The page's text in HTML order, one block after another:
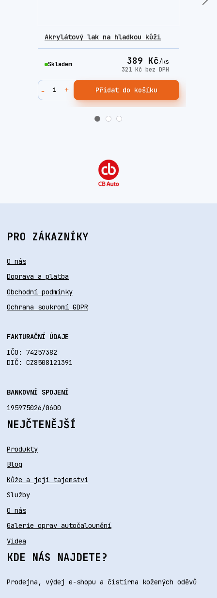
Akrylátový lak na hladkou kůži
389 Kč/ks
321 Kč bez DPH
Skladem
Přidat do košíku
PRO ZÁKAZNÍKY
O nás
Doprava a platba
Obchodní podmínky
Ochrana soukromí GDPR
FAKTURAČNÍ ÚDAJE
IČO: 74257382
DIČ: CZ8508121391
BANKOVNÍ SPOJENÍ
195975026/0600
NEJČTENĚJŠÍ
Produkty
Blog
Kůže a její tajemství
Služby
O nás
Galerie oprav autočalounění
Videa
KDE NÁS NAJDETE?
Prodejna, výdej e-shopu a čistírna kožených oděvů